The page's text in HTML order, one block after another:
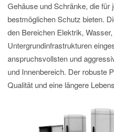
Gehäuse und Schränke, die für
bestmöglichen Schutz bieten.
den Bereichen Elektrik,
Untergrundinfrastrukturen
anspruchsvollsten und
und Innenbereich. Der robuste
Qualität und eine längere